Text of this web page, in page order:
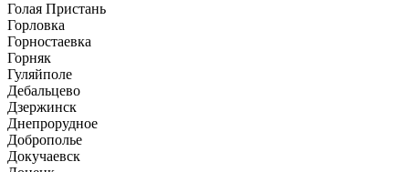
Голая Пристань
Горловка
Горностаевка
Горняк
Гуляйполе
Дебальцево
Дзержинск
Днепрорудное
Доброполье
Докучаевск